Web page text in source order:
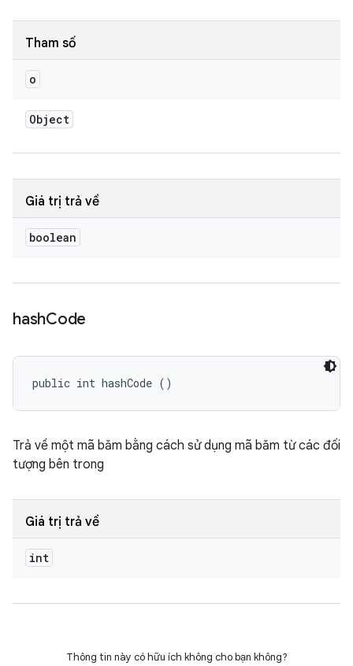
Tham số
o
Object
Giá trị trả về
boolean
hashCode
public int hashCode ()
Trả về một mã băm bằng cách sử dụng mã băm từ các đối
tượng bên trong
Giá trị trả về
int
Thông tin này có hữu ích không cho bạn không?